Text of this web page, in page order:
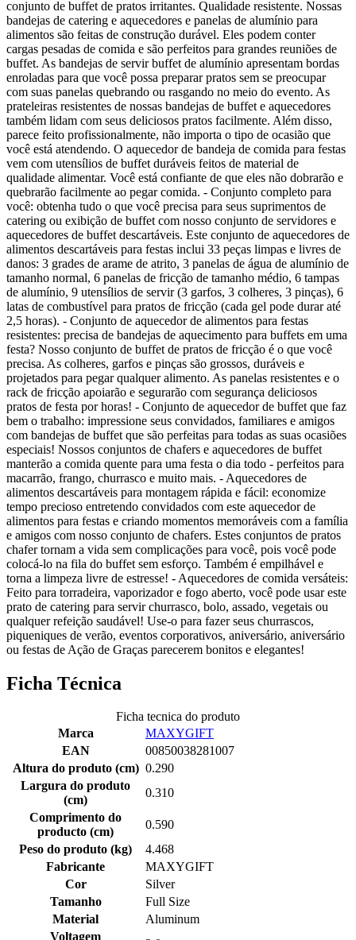
conjunto de buffet de pratos irritantes. Qualidade resistente. Nossas
bandejas de catering e aquecedores e panelas de alumínio para
alimentos são feitas de construção durável. Eles podem conter
cargas pesadas de comida e são perfeitos para grandes reuniões de
buffet. As bandejas de servir buffet de alumínio apresentam bordas
enroladas para que você possa preparar pratos sem se preocupar
com suas panelas quebrando ou rasgando no meio do evento. As
prateleiras resistentes de nossas bandejas de buffet e aquecedores
também lidam com seus deliciosos pratos facilmente. Além disso,
parece feito profissionalmente, não importa o tipo de ocasião que
você está atendendo. O aquecedor de bandeja de comida para festas
vem com utensílios de buffet duráveis feitos de material de
qualidade alimentar. Você está confiante de que eles não dobrarão e
quebrarão facilmente ao pegar comida. - Conjunto completo para
você: obtenha tudo o que você precisa para seus suprimentos de
catering ou exibição de buffet com nosso conjunto de servidores e
aquecedores de buffet descartáveis. Este conjunto de aquecedores de
alimentos descartáveis para festas inclui 33 peças limpas e livres de
danos: 3 grades de arame de atrito, 3 panelas de água de alumínio de
tamanho normal, 6 panelas de fricção de tamanho médio, 6 tampas
de alumínio, 9 utensílios de servir (3 garfos, 3 colheres, 3 pinças), 6
latas de combustível para pratos de fricção (cada gel pode durar até
2,5 horas). - Conjunto de aquecedor de alimentos para festas
resistentes: precisa de bandejas de aquecimento para buffets em uma
festa? Nosso conjunto de buffet de pratos de fricção é o que você
precisa. As colheres, garfos e pinças são grossos, duráveis e
projetados para pegar qualquer alimento. As panelas resistentes e o
rack de fricção apoiarão e segurarão com segurança deliciosos
pratos de festa por horas! - Conjunto de aquecedor de buffet que faz
bem o trabalho: impressione seus convidados, familiares e amigos
com bandejas de buffet que são perfeitas para todas as suas ocasiões
especiais! Nossos conjuntos de chafers e aquecedores de buffet
manterão a comida quente para uma festa o dia todo - perfeitos para
macarrão, frango, churrasco e muito mais. - Aquecedores de
alimentos descartáveis para montagem rápida e fácil: economize
tempo precioso entretendo convidados com este aquecedor de
alimentos para festas e criando momentos memoráveis com a família
e amigos com nosso conjunto de chafers. Estes conjuntos de pratos
chafer tornam a vida sem complicações para você, pois você pode
colocá-lo na fila do buffet sem esforço. Também é empilhável e
torna a limpeza livre de estresse! - Aquecedores de comida versáteis:
Feito para torradeira, vaporizador e fogo aberto, você pode usar este
prato de catering para servir churrasco, bolo, assado, vegetais ou
qualquer refeição saudável! Use-o para fazer seus churrascos,
piqueniques de verão, eventos corporativos, aniversário, aniversário
ou festas de Ação de Graças parecerem bonitos e elegantes!
Ficha Técnica
Ficha tecnica do produto
Marca
MAXYGIFT
EAN
00850038281007
Altura do produto (cm) 0.290
Largura do produto
(cm)
0.310
Comprimento do
producto (cm)
0.590
Peso do produto (kg)
4.468
Fabricante
MAXYGIFT
Cor
Silver
Tamanho
Full Size
Material
Aluminum
Voltagem